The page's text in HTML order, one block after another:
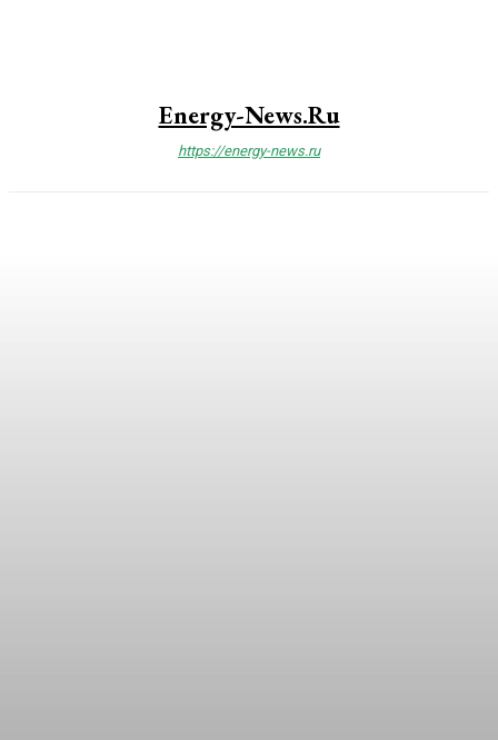
Energy-News.ru
https://energy-news.ru